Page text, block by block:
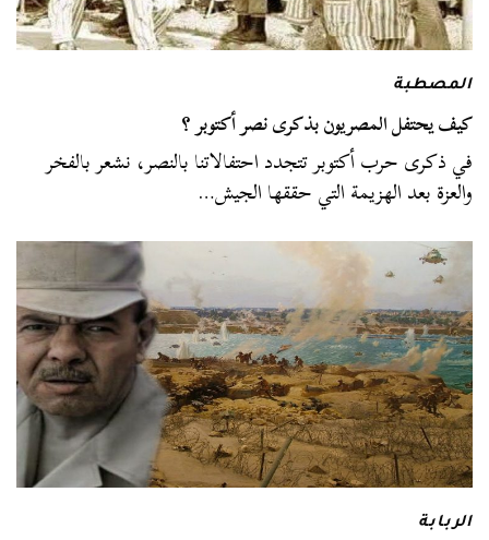
المصطبة
كيف يحتفل المصريون بذكرى نصر أكتوبر ؟
في ذكرى حرب أكتوبر تتجدد احتفالاتنا بالنصر، نشعر بالفخر
والعزة بعد الهزيمة التي حققها الجيش…
الربابة